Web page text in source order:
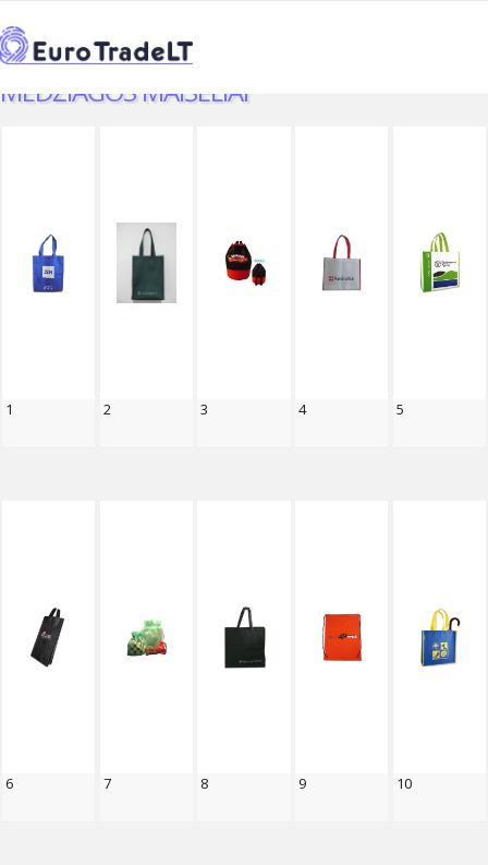
PRADŽIA
EKOLOGIŠKI NEAUSTINĖS MEDŽIAGOS MAIŠELIAI
EKOLOGIŠKI NEAUSTINĖS
MEDŽIAGOS MAIŠELIAI
1 2 3 4 5
6 7 8 9 10